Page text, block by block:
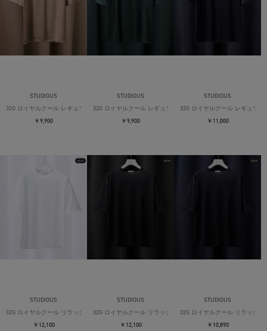
STUDIOUS
32G ロイヤルクール レギュラーTシャツ
￥9,900
STUDIOUS
32G ロイヤルクール レギュラーTシャツ
￥9,900
STUDIOUS
32G ロイヤルクール レギュラー
￥11,000
STUDIOUS
32G ロイヤルクール リラックスTシャツ
￥12,100
STUDIOUS
32G ロイヤルクール リラックスTシャツ
￥12,100
STUDIOUS
32G ロイヤルクール リラックス
￥10,890